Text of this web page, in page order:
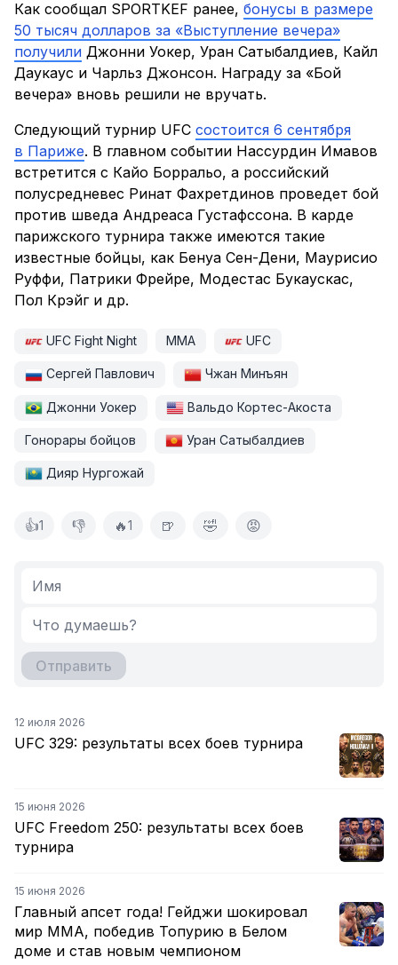
Как сообщал SPORTKEF ранее, бонусы в размере
50 тысяч долларов за «Выступление вечера»
получили Джонни Уокер, Уран Сатыбалдиев, Кайл
Даукаус и Чарльз Джонсон. Награду за «Бой
вечера» вновь решили не вручать.
Следующий турнир UFC состоится 6 сентября
в Париже. В главном событии Нассурдин Имавов
встретится с Кайо Борральо, а российский
полусредневес Ринат Фахретдинов проведет бой
против шведа Андреаса Густафссона. В карде
парижского турнира также имеются такие
известные бойцы, как Бенуа Сен-Дени, Маурисио
Руффи, Патрики Фрейре, Модестас Букаускас,
Пол Крэйг и др.
UFC Fight Night ММА UFC
Сергей Павлович Чжан Минъян
Джонни Уокер Вальдо Кортес-Акоста
Гонорары бойцов Уран Сатыбалдиев
Дияр Нургожай
👍1 👎 🔥1 🍺 🤣 😡
Отправить
12 июля 2026
UFC 329: результаты всех боев турнира
15 июня 2026
UFC Freedom 250: результаты всех боев
турнира
15 июня 2026
Главный апсет года! Гейджи шокировал
мир ММА, победив Топурию в Белом
доме и став новым чемпионом